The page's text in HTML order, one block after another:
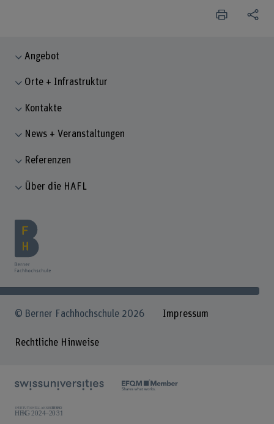
Angebot
Orte + Infrastruktur
Kontakte
News + Veranstaltungen
Referenzen
Über die HAFL
© Berner Fachhochschule 2026 Impressum
Rechtliche Hinweise